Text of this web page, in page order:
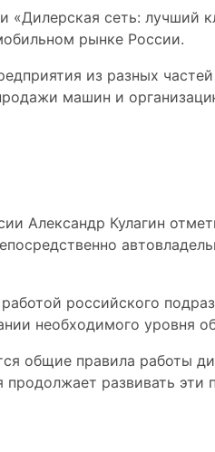
сеть: лучший
рынке России.
из разных
машин и
Александр Кулагин
российского
необходимого уровня
общие правила работы
развивать